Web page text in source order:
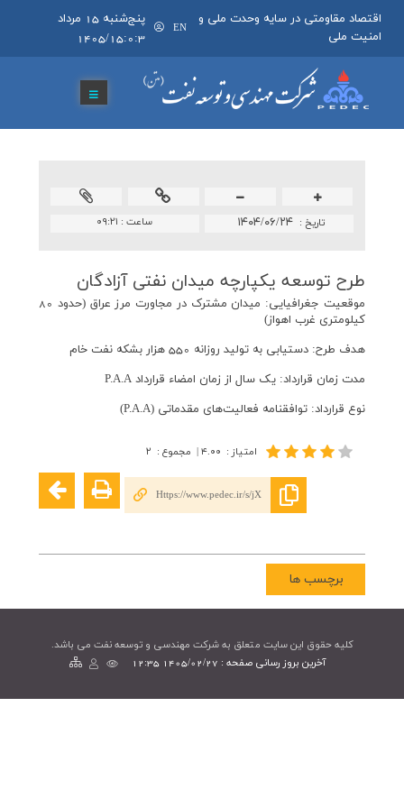
اقتصاد مقاومتی در سایه وحدت ملی و
امنیت ملی
EN
پنج‌شنبه 15 مرداد
1405/15:0:3
ساعت : ۰۹:۲۱ تاريخ : ۱۴۰۴/۰۶/۲۴
طرح توسعه یكپارچه میدان نفتی آزادگان
موقعيت جغرافيايی: میدان مشترک در مجاورت مرز عراق (حدود 80
کیلومتری غرب اهواز)
هدف طرح: دستیابی به تولید روزانه 550 هزار بشکه نفت خام
مدت زمان قرارداد: یک سال از زمان امضاء قرارداد P.A.A
نوع قرارداد: توافقنامه فعالیت‌های مقدماتی (P.A.A)
امتیاز : ۴.۰۰| مجموع : ۲
Https://www.pedec.ir/s/jX
برچسب ها
کليه حقوق اين سايت متعلق به شرکت مهندسی و توسعه نفت می باشد.
آخرین بروز رسانی صفحه : 1405/02/27 12:35